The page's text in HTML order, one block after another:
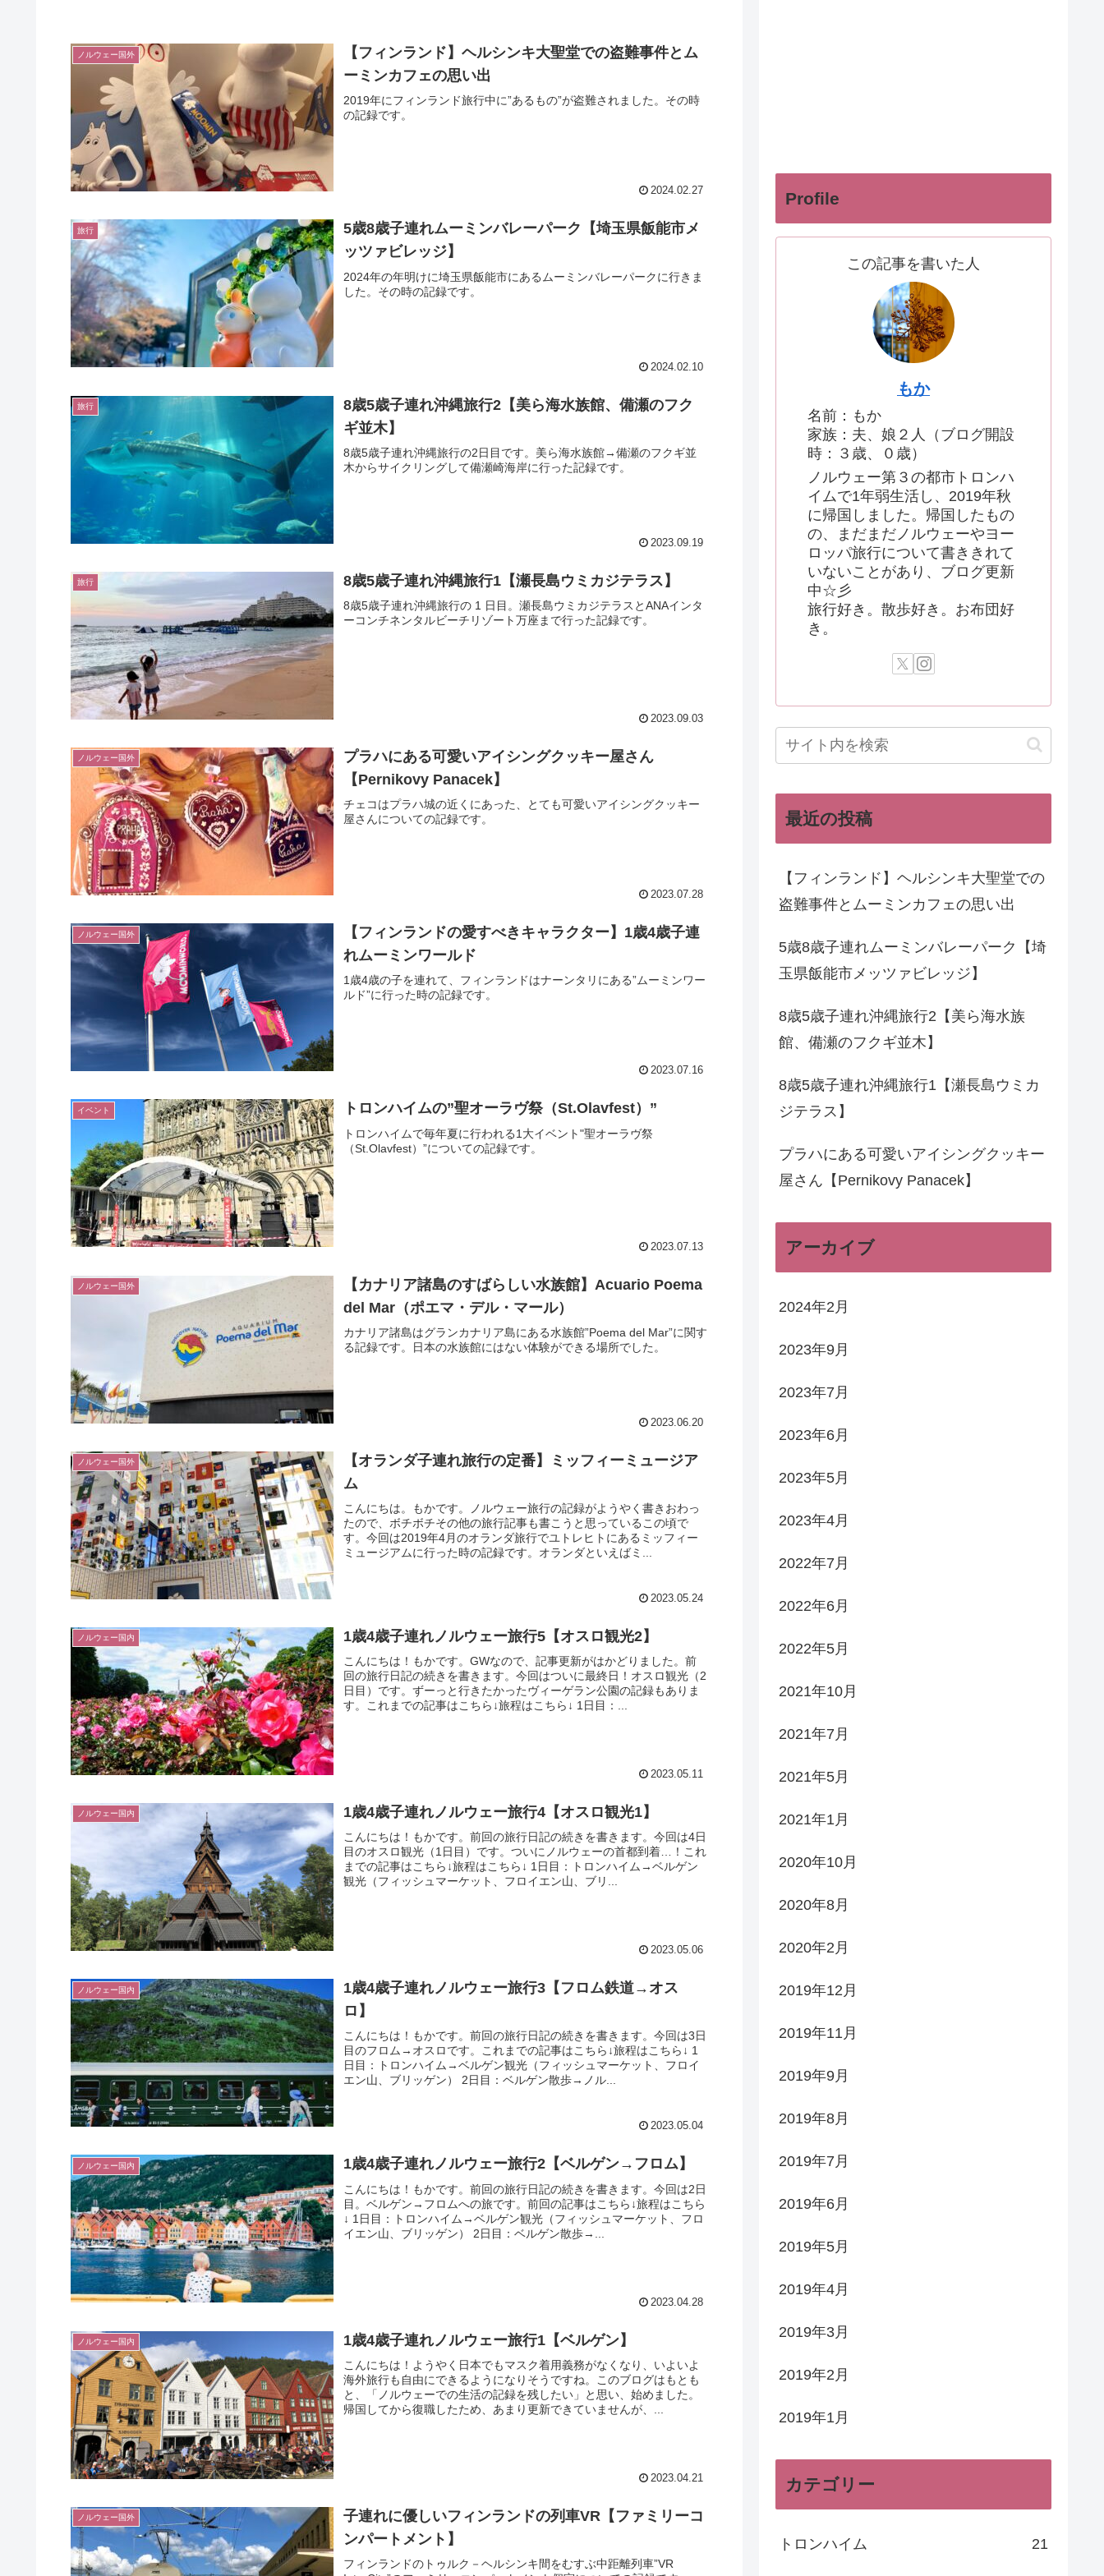
ノルウェー国外
【フィンランド】ヘルシンキ大聖堂での盗難事件とム
ーミンカフェの思い出
2019年にフィンランド旅行中に”あるもの”が盗難されました。その時
の記録です。
2024.02.27
旅行
5歳8歳子連れムーミンバレーパーク【埼玉県飯能市メ
ッツァビレッジ】
2024年の年明けに埼玉県飯能市にあるムーミンバレーパークに行きま
した。その時の記録です。
2024.02.10
旅行
8歳5歳子連れ沖縄旅行2【美ら海水族館、備瀬のフク
ギ並木】
8歳5歳子連れ沖縄旅行の2日目です。美ら海水族館→備瀬のフクギ並
木からサイクリングして備瀬崎海岸に行った記録です。
2023.09.19
旅行 8歳5歳子連れ沖縄旅行1【瀬長島ウミカジテラス】
8歳5歳子連れ沖縄旅行の 1 日目。瀬長島ウミカジテラスとANAインタ
ーコンチネンタルビーチリゾート万座まで行った記録です。
2023.09.03
ノルウェー国外
プラハにある可愛いアイシングクッキー屋さん
【Pernikovy Panacek】
チェコはプラハ城の近くにあった、とても可愛いアイシングクッキー
屋さんについての記録です。
2023.07.28
ノルウェー国外
【フィンランドの愛すべきキャラクター】1歳4歳子連
れムーミンワールド
1歳4歳の子を連れて、フィンランドはナーンタリにある”ムーミンワー
ルド”に行った時の記録です。
2023.07.16
イベント トロンハイムの”聖オーラヴ祭（St.Olavfest）”
トロンハイムで毎年夏に行われる1大イベント"聖オーラヴ祭
（St.Olavfest）”についての記録です。
2023.07.13
ノルウェー国外
【カナリア諸島のすばらしい水族館】Acuario Poema
del Mar（ポエマ・デル・マール）
カナリア諸島はグランカナリア島にある水族館”Poema del Mar”に関す
る記録です。日本の水族館にはない体験ができる場所でした。
2023.06.20
ノルウェー国外
【オランダ子連れ旅行の定番】ミッフィーミュージア
ム
こんにちは。もかです。ノルウェー旅行の記録がようやく書きおわっ
たので、ボチボチその他の旅行記事も書こうと思っているこの頃で
す。今回は2019年4月のオランダ旅行でユトレヒトにあるミッフィー
ミュージアムに行った時の記録です。オランダといえばミ...
2023.05.24
ノルウェー国内 1歳4歳子連れノルウェー旅行5【オスロ観光2】
こんにちは！もかです。GWなので、記事更新がはかどりました。前
回の旅行日記の続きを書きます。今回はついに最終日！オスロ観光（2
日目）です。ずーっと行きたかったヴィーゲラン公園の記録もありま
す。これまでの記事はこちら↓旅程はこちら↓ 1日目：...
2023.05.11
ノルウェー国内 1歳4歳子連れノルウェー旅行4【オスロ観光1】
こんにちは！もかです。前回の旅行日記の続きを書きます。今回は4日
目のオスロ観光（1日目）です。ついにノルウェーの首都到着…！これ
までの記事はこちら↓旅程はこちら↓ 1日目：トロンハイム→ベルゲン
観光（フィッシュマーケット、フロイエン山、ブリ...
2023.05.06
ノルウェー国内
1歳4歳子連れノルウェー旅行3【フロム鉄道→オス
ロ】
こんにちは！もかです。前回の旅行日記の続きを書きます。今回は3日
目のフロム→オスロです。これまでの記事はこちら↓旅程はこちら↓ 1
日目：トロンハイム→ベルゲン観光（フィッシュマーケット、フロイ
エン山、ブリッゲン） 2日目：ベルゲン散歩→ノル...
2023.05.04
ノルウェー国内 1歳4歳子連れノルウェー旅行2【ベルゲン→フロム】
こんにちは！もかです。前回の旅行日記の続きを書きます。今回は2日
目。ベルゲン→フロムへの旅です。前回の記事はこちら↓旅程はこちら
↓ 1日目：トロンハイム→ベルゲン観光（フィッシュマーケット、フロ
イエン山、ブリッゲン） 2日目：ベルゲン散歩→...
2023.04.28
ノルウェー国内 1歳4歳子連れノルウェー旅行1【ベルゲン】
こんにちは！ようやく日本でもマスク着用義務がなくなり、いよいよ
海外旅行も自由にできるようになりそうですね。このブログはもとも
と、「ノルウェーでの生活の記録を残したい」と思い、始めました。
帰国してから復職したため、あまり更新できていませんが、...
2023.04.21
ノルウェー国外
子連れに優しいフィンランドの列車VR【ファミリーコ
ンパートメント】
フィンランドのトゥルク－ヘルシンキ間をむすぶ中距離列車”VR
Profile
この記事を書いた人
もか
名前：もか
家族：夫、娘２人（ブログ開設
時：３歳、０歳）
ノルウェー第３の都市トロンハ
イムで1年弱生活し、2019年秋
に帰国しました。帰国したもの
の、まだまだノルウェーやヨー
ロッパ旅行について書ききれて
いないことがあり、ブログ更新
中☆彡
旅行好き。散歩好き。お布団好
き。
最近の投稿
【フィンランド】ヘルシンキ大聖堂での
盗難事件とムーミンカフェの思い出
5歳8歳子連れムーミンバレーパーク【埼
玉県飯能市メッツァビレッジ】
8歳5歳子連れ沖縄旅行2【美ら海水族
館、備瀬のフクギ並木】
8歳5歳子連れ沖縄旅行1【瀬長島ウミカ
ジテラス】
プラハにある可愛いアイシングクッキー
屋さん【Pernikovy Panacek】
アーカイブ
2024年2月
2023年9月
2023年7月
2023年6月
2023年5月
2023年4月
2022年7月
2022年6月
2022年5月
2021年10月
2021年7月
2021年5月
2021年1月
2020年10月
2020年8月
2020年2月
2019年12月
2019年11月
2019年9月
2019年8月
2019年7月
2019年6月
2019年5月
2019年4月
2019年3月
2019年2月
2019年1月
カテゴリー
トロンハイム 21